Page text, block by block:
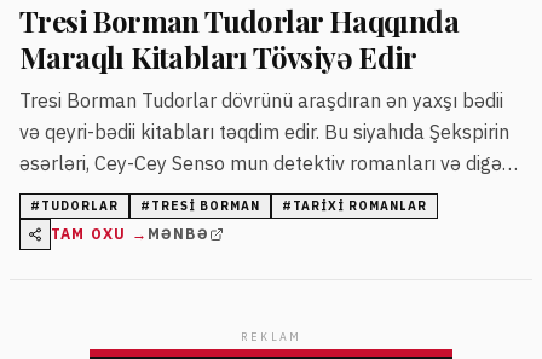
Tresi Borman Tudorlar Haqqında
Maraqlı Kitabları Tövsiyə Edir
Tresi Borman Tudorlar dövrünü araşdıran ən yaxşı bədii
və qeyri-bədii kitabları təqdim edir. Bu siyahıda Şekspirin
əsərləri, Cey-Cey Senso mun detektiv romanları və digər
nüfuzlu əsərlər yer alır.
# TUDORLAR # TRESI BORMAN # TARIXI ROMANLAR
TAM OXU → MƏNBƏ
REKLAM